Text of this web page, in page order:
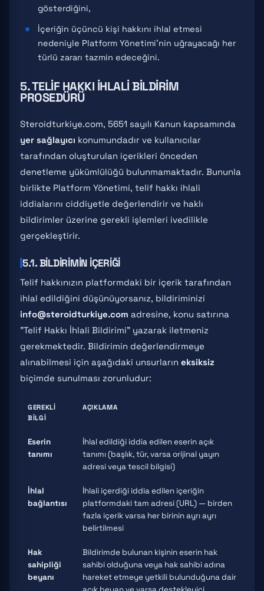
gösterdiğini,
İçeriğin üçüncü kişi hakkını ihlal etmesi
nedeniyle Platform Yönetimi'nin uğrayacağı her
türlü zararı tazmin edeceğini.
5. TELIF HAKKI İHLALI BILDIRIM
PROSEDÜRÜ
Steroidturkiye.com, 5651 sayılı Kanun kapsamında
yer sağlayıcı konumundadır ve kullanıcılar
tarafından oluşturulan içerikleri önceden
denetleme yükümlülüğü bulunmamaktadır. Bununla
birlikte Platform Yönetimi, telif hakkı ihlali
iddialarını ciddiyetle değerlendirir ve haklı
bildirimler üzerine gerekli işlemleri ivedilikle
gerçekleştirir.
5.1. BILDIRIMIN İÇERIĞI
Telif hakkınızın platformdaki bir içerik tarafından
ihlal edildiğini düşünüyorsanız, bildiriminizi
info@steroidturkiye.com adresine, konu satırına
"Telif Hakkı İhlali Bildirimi" yazarak iletmeniz
gerekmektedir. Bildirimin değerlendirmeye
alınabilmesi için aşağıdaki unsurların eksiksiz
biçimde sunulması zorunludur:
GEREKLI
BILGI
AÇIKLAMA
Eserin
tanımı
İhlal edildiği iddia edilen eserin açık
tanımı (başlık, tür, varsa orijinal yayın
adresi veya tescil bilgisi)
İhlal
bağlantısı
İhlali içerdiği iddia edilen içeriğin
platformdaki tam adresi (URL) — birden
fazla içerik varsa her birinin ayrı ayrı
belirtilmesi
Hak
sahipliği
beyanı
Bildirimde bulunan kişinin eserin hak
sahibi olduğuna veya hak sahibi adına
hareket etmeye yetkili bulunduğuna dair